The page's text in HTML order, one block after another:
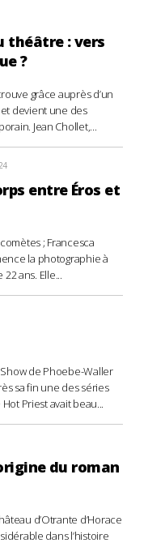
théâtre : vers
?
grâce auprès d’un
devient une des
Jean Chollet,...
entre Éros et
; Francesca
la photographie à
ans. Elle...
de Phoebe-Waller
sa fin une des séries
Priest avait beau...
du roman
d’Otrante d’Horace
dans l’histoire